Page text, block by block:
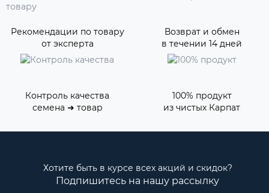
Рекомендации по товару
от эксперта
Возврат и обмен
в течении 14 дней
Контроль качества
семена ➜ товар
100% продукт
из чистых Карпат
Хотите быть в курсе всех акций и скидок?
Подпишитесь на нашу рассылку